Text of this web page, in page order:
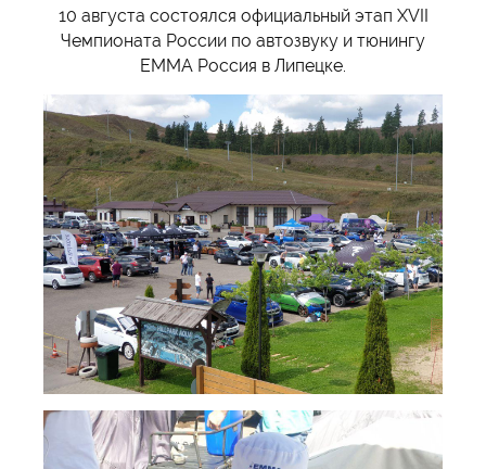
10 августа состоялся официальный этап XVII
Чемпионата России по автозвуку и тюнингу
EMMA Россия в Липецке.